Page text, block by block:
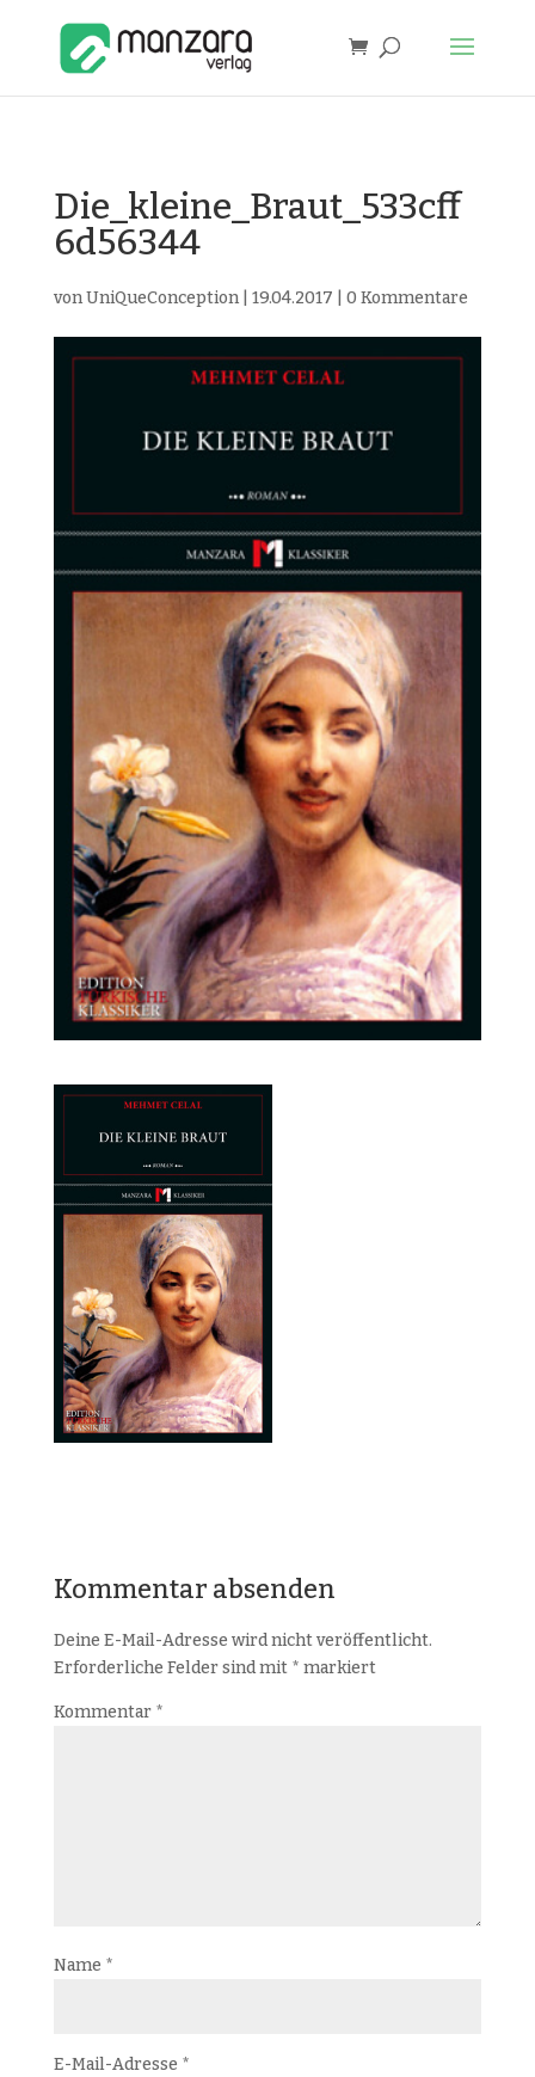
Die_kleine_Braut_533cff
6d56344
vonUniQueConception| 19.04.2017 0 Kommentare
Kommentar absenden
Deine E-Mail-Adresse wird nicht veröffentlicht.
Erforderliche Felder sind mit * markiert
Kommentar *
Name *
E-Mail-Adresse *